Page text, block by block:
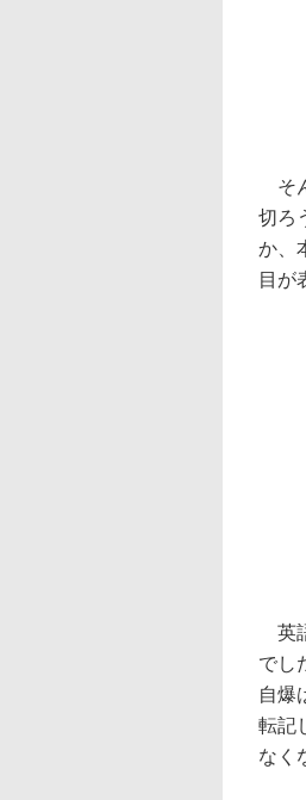
そ
切ろ
か、
目が
英
でし
自爆
転記
なく